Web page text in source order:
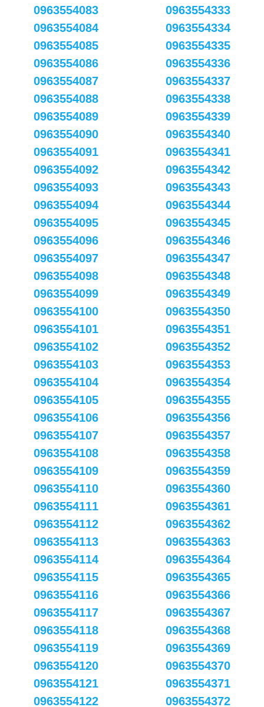
0963554083
0963554084
0963554085
0963554086
0963554087
0963554088
0963554089
0963554090
0963554091
0963554092
0963554093
0963554094
0963554095
0963554096
0963554097
0963554098
0963554099
0963554100
0963554101
0963554102
0963554103
0963554104
0963554105
0963554106
0963554107
0963554108
0963554109
0963554110
0963554111
0963554112
0963554113
0963554114
0963554115
0963554116
0963554117
0963554118
0963554119
0963554120
0963554121
0963554122
0963554333
0963554334
0963554335
0963554336
0963554337
0963554338
0963554339
0963554340
0963554341
0963554342
0963554343
0963554344
0963554345
0963554346
0963554347
0963554348
0963554349
0963554350
0963554351
0963554352
0963554353
0963554354
0963554355
0963554356
0963554357
0963554358
0963554359
0963554360
0963554361
0963554362
0963554363
0963554364
0963554365
0963554366
0963554367
0963554368
0963554369
0963554370
0963554371
0963554372